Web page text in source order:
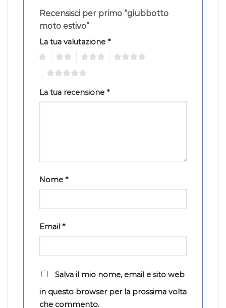
Recensisci per primo “giubbotto
moto estivo”
La tua valutazione *
La tua recensione *
Nome *
Email *
Salva il mio nome, email e sito web
in questo browser per la prossima volta
che commento.